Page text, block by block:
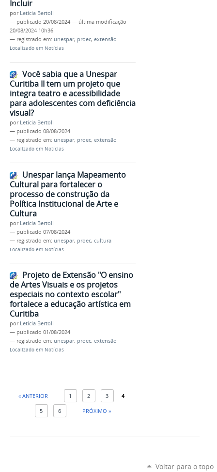
Incluir
por Leticia Bertoli
— publicado 20/08/2024 — última modificação
20/08/2024 10h36
— registrado em: unespar, proec, extensão
Localizado em Notícias
Você sabia que a Unespar
Curitiba II tem um projeto que
integra teatro e acessibilidade
para adolescentes com deficiência
visual?
por Leticia Bertoli
— publicado 08/08/2024
— registrado em: unespar, proec, extensão
Localizado em Notícias
Unespar lança Mapeamento
Cultural para fortalecer o
processo de construção da
Política Institucional de Arte e
Cultura
por Leticia Bertoli
— publicado 07/08/2024
— registrado em: unespar, proec, cultura
Localizado em Notícias
Projeto de Extensão "O ensino
de Artes Visuais e os projetos
especiais no contexto escolar"
fortalece a educação artística em
Curitiba
por Leticia Bertoli
— publicado 01/08/2024
— registrado em: unespar, proec, extensão
Localizado em Notícias
« ANTERIOR 1 2 3 4
5 6 PRÓXIMO »
Voltar para o topo